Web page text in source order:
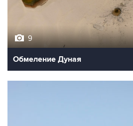
Обмеление Дуная